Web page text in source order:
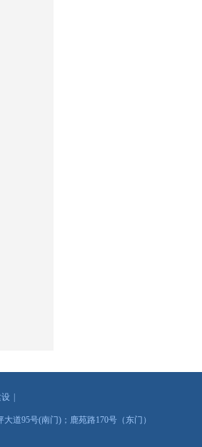
设
道95号(南门)；鹿苑路170号（东门）